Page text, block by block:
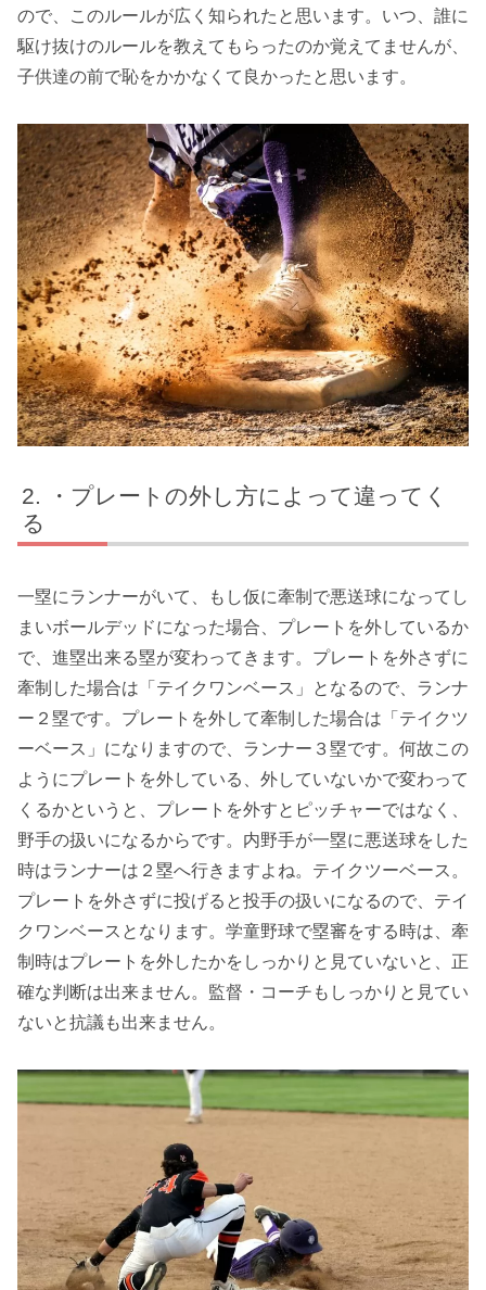
ので、このルールが広く知られたと思います。いつ、誰に
駆け抜けのルールを教えてもらったのか覚えてませんが、
子供達の前で恥をかかなくて良かったと思います。
・プレートの外し方によって違ってく
る
一塁にランナーがいて、もし仮に牽制で悪送球になってし
まいボールデッドになった場合、プレートを外しているか
で、進塁出来る塁が変わってきます。プレートを外さずに
牽制した場合は「テイクワンベース」となるので、ランナ
ー２塁です。プレートを外して牽制した場合は「テイクツ
ーベース」になりますので、ランナー３塁です。何故この
ようにプレートを外している、外していないかで変わって
くるかというと、プレートを外すとピッチャーではなく、
野手の扱いになるからです。内野手が一塁に悪送球をした
時はランナーは２塁へ行きますよね。テイクツーベース。
プレートを外さずに投げると投手の扱いになるので、テイ
クワンベースとなります。学童野球で塁審をする時は、牽
制時はプレートを外したかをしっかりと見ていないと、正
確な判断は出来ません。監督・コーチもしっかりと見てい
ないと抗議も出来ません。